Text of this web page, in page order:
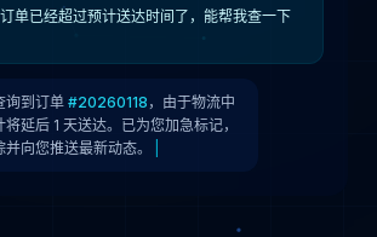
单已经超过预计送达时间了，能帮我查一下
询到订单 #20260118 ，由于物流中
延后 1 天送达。已为您加急标记，
向您推送最新动态。